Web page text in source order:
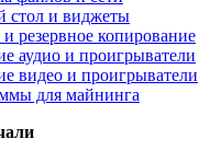
стол и виджеты
резервное копирование
аудио и проигрыватели
видео и проигрыватели
для майнинга